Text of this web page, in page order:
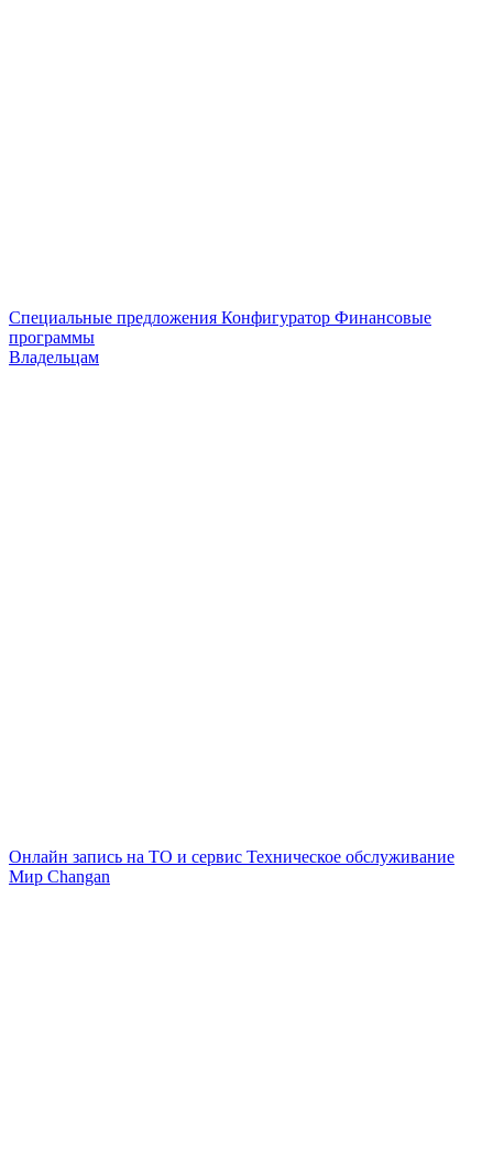
Специальные предложения Конфигуратор Финансовые
программы
Владельцам
Онлайн запись на ТО и сервис Техническое обслуживание
Мир Changan